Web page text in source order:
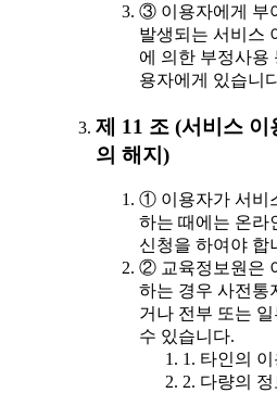
③ 이용자에게 부
발생되는 서비스
에 의한 부정사용
용자에게 있습니
제 11 조 (서비스
의 해지)
① 이용자가 서비
하는 때에는 온라
신청을 하여야 합
② 교육정보원은
하는 경우 사전통
거나 전부 또는
수 있습니다.
1. 타인의
2. 다량의